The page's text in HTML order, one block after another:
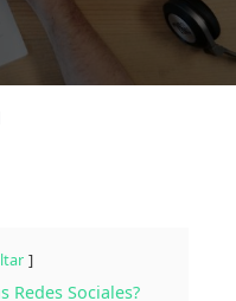
Redes Sociales?